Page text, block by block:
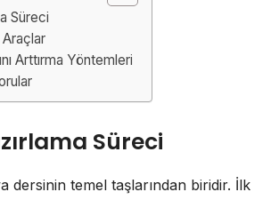
Süreci
Araçlar
Arttırma Yöntemleri
Süreci
dersinin temel taşlarından biridir. İlk